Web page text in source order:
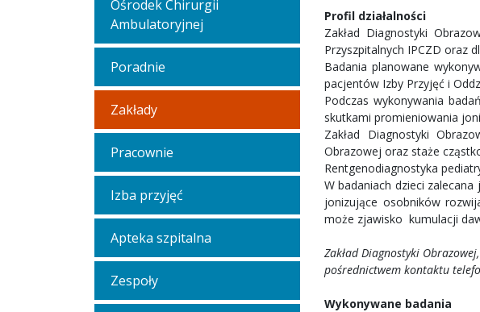
Ośrodek Chirurgii
Ambulatoryjnej
Poradnie
Zakłady
Pracownie
Izba przyjęć
Apteka szpitalna
Zespoły
Profil działalności
Zakład Diagnostyki
Przyszpitalnych IPCZD oraz
Badania planowane
pacjentów Izby Przyjęć i
Podczas wykonywania
skutkami promieniowania
Zakład Diagnostyki
Obrazowej oraz staże
Rentgenodiagnostyka
W badaniach dzieci
jonizujące osobników
może zjawisko kumulacji
Zakład Diagnostyki
pośrednictwem kontaktu
Wykonywane badania